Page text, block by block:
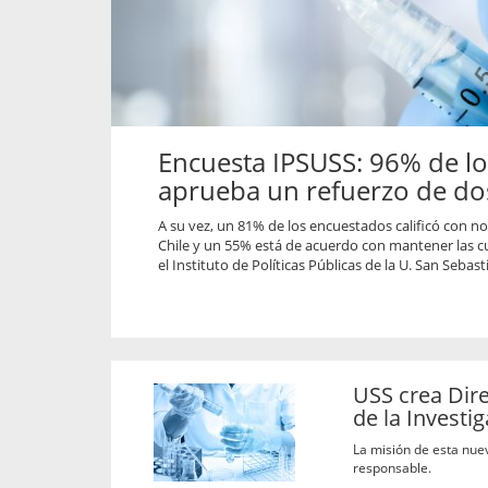
Encuesta IPSUSS: 96% de
aprueba un refuerzo de
A su vez, un 81% de los encuestados calificó con
Chile y un 55% está de acuerdo con mantener las
el Instituto de Políticas Públicas de la U. San
USS crea
de la
La misión de esta
responsable.
propaga a un gran